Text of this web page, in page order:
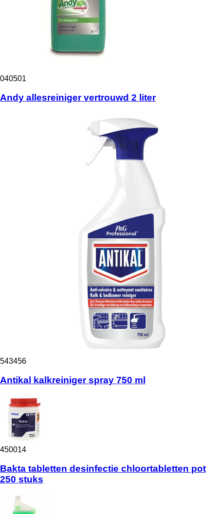
040501
Andy allesreiniger vertrouwd 2 liter
543456
Antikal kalkreiniger spray 750 ml
450014
Bakta tabletten desinfectie chloortabletten pot
250 stuks